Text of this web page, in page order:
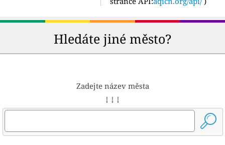
Hledáte jiné město?
Zadejte název města
↓ ↓ ↓